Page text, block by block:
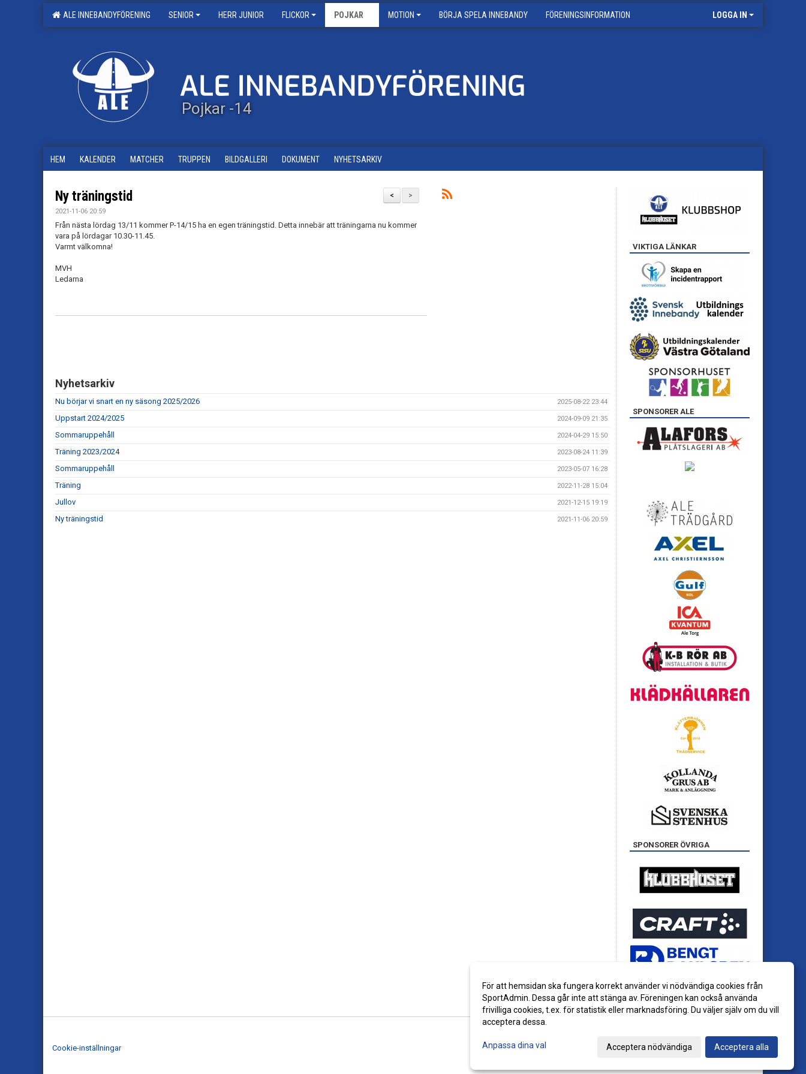
ALE INNEBANDYFÖRENING SENIOR HERR JUNIOR FLICKOR POJKAR MOTION BÖRJA SPELA INNEBANDY FÖRENINGSINFORMATION LOGGA IN
Pojkar -14
HEM KALENDER MATCHER TRUPPEN BILDGALLERI DOKUMENT NYHETSARKIV
>
<
Ny träningstid
2021-11-06 20:59
Från nästa lördag 13/11 kommer P-14/15 ha en egen träningstid. Detta innebär att träningarna nu kommer
vara på lördagar 10.30-11.45.
Varmt välkomna!
MVH
Ledarna
Nyhetsarkiv
Nu börjar vi snart en ny säsong 2025/2026 2025-08-22 23:44
Uppstart 2024/2025 2024-09-09 21:35
Sommaruppehåll 2024-04-29 15:50
Träning 2023/2024 2023-08-24 11:39
Sommaruppehåll 2023-05-07 16:28
Träning 2022-11-28 15:04
Jullov 2021-12-15 19:19
Ny träningstid 2021-11-06 20:59
VIKTIGA LÄNKAR
SPONSORER ALE
SPONSORER ÖVRIGA
Cookie-inställningar
För att hemsidan ska fungera korrekt använder vi nödvändiga cookies från
SportAdmin. Dessa går inte att stänga av. Föreningen kan också använda
frivilliga cookies, t.ex. för statistik eller marknadsföring. Du väljer själv om du vill
acceptera dessa.
Anpassa dina val Acceptera nödvändiga Acceptera alla